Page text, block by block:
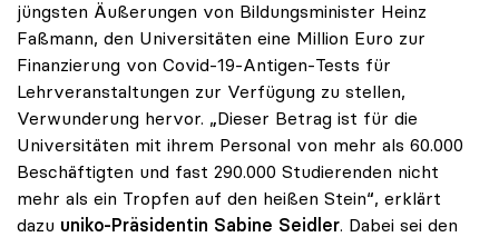
jüngsten Äußerungen von Bildungsminister Heinz
Faßmann, den Universitäten eine Million Euro zur
Finanzierung von Covid-19-Antigen-Tests für
Lehrveranstaltungen zur Verfügung zu stellen,
Verwunderung hervor. „Dieser Betrag ist für die
Universitäten mit ihrem Personal von mehr als 60.000
Beschäftigten und fast 290.000 Studierenden nicht
mehr als ein Tropfen auf den heißen Stein“, erklärt
dazu uniko-Präsidentin Sabine Seidler. Dabei sei den